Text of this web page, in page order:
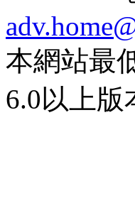
本網站最
6.0以上版